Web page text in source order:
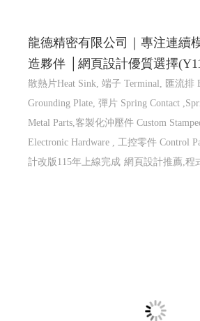
龍德精密有限公司｜專注連續
造夥伴 │網頁設計優質選擇
散熱片Heat Sink, 端子 Terminal, 匯流排
Grounding Plate, 彈片 Spring Contact
Metal Parts,客製化沖壓件 Custom
Electronic Hardware , 工控零件 Control
計改版115年上線完成 網頁設計推薦,程